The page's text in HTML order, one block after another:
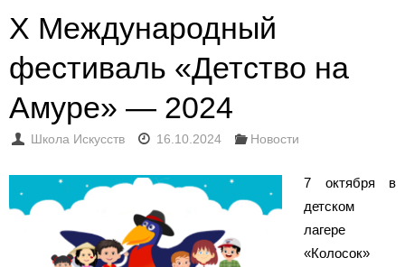
X Международный
фестиваль «Детство на
Амуре» — 2024
Школа Искусств 16.10.2024 Новости
7 октября в
детском
лагере
«Колосок»